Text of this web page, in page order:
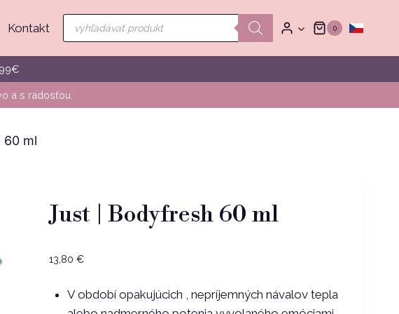
Kontakt
Products
search
0
a s radosťou.
60 ml
Just | Bodyfresh 60 ml
13,80€
V období opakujúcich , nepríjemných návalov tepla